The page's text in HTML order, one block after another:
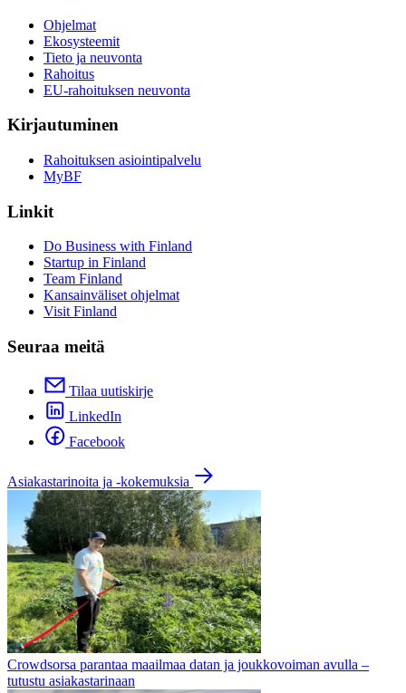
Ohjelmat
Ekosysteemit
Tieto ja neuvonta
Rahoitus
EU-rahoituksen neuvonta
Kirjautuminen
Rahoituksen asiointipalvelu
MyBF
Linkit
Do Business with Finland
Startup in Finland
Team Finland
Kansainväliset ohjelmat
Visit Finland
Seuraa meitä
Tilaa uutiskirje
LinkedIn
Facebook
Asiakastarinoita ja -kokemuksia
Crowdsorsa parantaa maailmaa datan ja joukkovoiman avulla –
tutustu asiakastarinaan